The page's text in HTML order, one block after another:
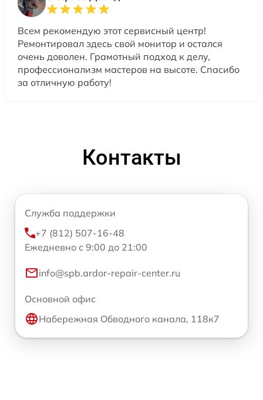
Всем рекомендую этот сервисный центр!
Ремонтировал здесь свой монитор и остался
очень доволен. Грамотный подход к делу,
профессионализм мастеров на высоте. Спасибо
за отличную работу!
Контакты
Служба поддержки
+7 (812) 507-16-48
Ежедневно с 9:00 до 21:00
info@spb.ardor-repair-center.ru
Основной офис
Набережная Обводного канала, 118к7